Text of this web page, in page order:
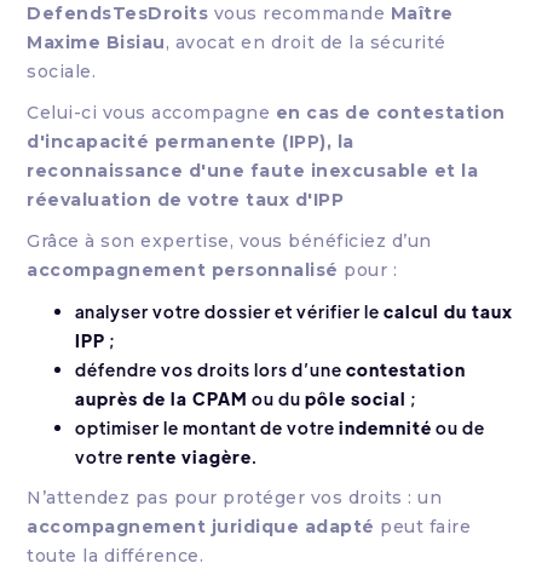
DefendsTesDroits vous recommande Maître
Maxime Bisiau, avocat en droit de la sécurité
sociale.
Celui-ci vous accompagne en cas de contestation
d'incapacité permanente (IPP), la
reconnaissance d'une faute inexcusable et la
réevaluation de votre taux d'IPP
Grâce à son expertise, vous bénéficiez d’un
accompagnement personnalisé pour :
analyser votre dossier et vérifier lecalcul du taux
IPP ;
défendre vos droits lors d’unecontestation
auprès de la CPAM ou dupôle social ;
optimiser le montant de votreindemnité ou de
votrerente viagère.
N’attendez pas pour protéger vos droits : un
accompagnement juridique adapté peut faire
toute la différence.